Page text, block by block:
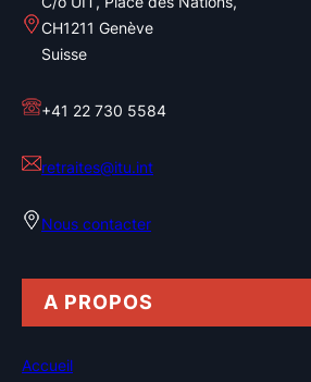
CH1211 Genève
Suisse
+41 22 730 5584
retraites@itu.int
Nous contacter
A PROPOS
Accueil